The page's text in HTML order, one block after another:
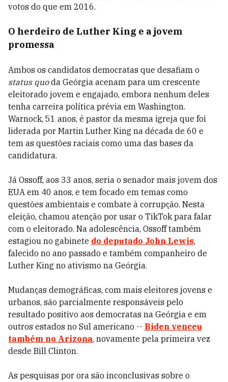
votos do que em 2016.
O herdeiro de Luther King e a jovem
promessa
Ambos os candidatos democratas que desafiam o
status quoda Geórgia acenam para um crescente
eleitorado jovem e engajado, embora nenhum deles
tenha carreira política prévia em Washington.
Warnock, 51 anos, é pastor da mesma igreja que foi
liderada por Martin Luther King na década de 60 e
tem as questões raciais como uma das bases da
candidatura.
Já Ossoff, aos 33 anos, seria o senador mais jovem dos
EUA em 40 anos, e tem focado em temas como
questões ambientais e combate à corrupção. Nesta
eleição, chamou atenção por usar o TikTok para falar
com o eleitorado. Na adolescência, Ossoff também
estagiou no gabinete do deputado John Lewis,
falecido no ano passado e também companheiro de
Luther King no ativismo na Geórgia.
Mudanças demográficas, com mais eleitores jovens e
urbanos, são parcialmente responsáveis pelo
resultado positivo aos democratas na Geórgia e em
outros estados no Sul americano -- Biden venceu
também no Arizona, novamente pela primeira vez
desde Bill Clinton.
As pesquisas por ora são inconclusivas sobre o